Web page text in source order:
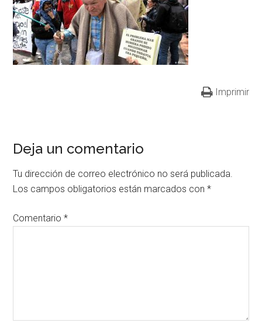
Imprimir
Deja un comentario
Tu dirección de correo electrónico no será publicada.
Los campos obligatorios están marcados con*
Comentario*